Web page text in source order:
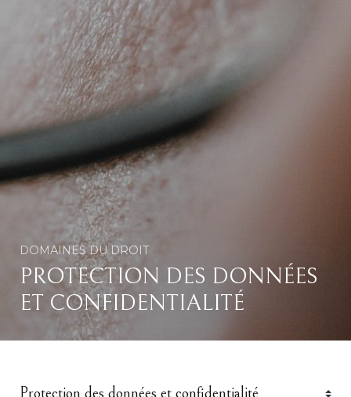
DOMAINES DU DROIT
PROTECTION DES DONNÉES
ET CONFIDENTIALITÉ